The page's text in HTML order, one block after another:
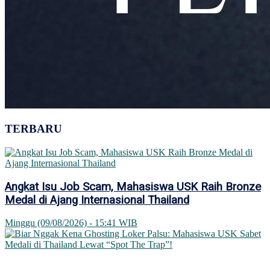
TERBARU
Angkat Isu Job Scam, Mahasiswa USK Raih Bronze
Medal di Ajang Internasional Thailand
Minggu (09/08/2026) - 15:41 WIB